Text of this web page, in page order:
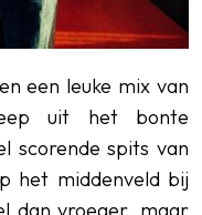
een leuke mix van
uit het bonte
scorende spits van
het middenveld bij